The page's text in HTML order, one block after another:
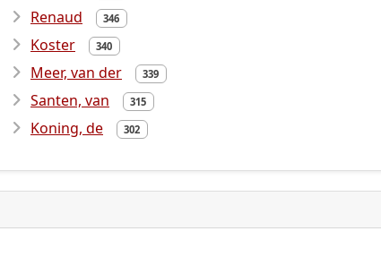
Renaud 346
Koster 340
Meer, van der 339
Santen, van 315
Koning, de 302